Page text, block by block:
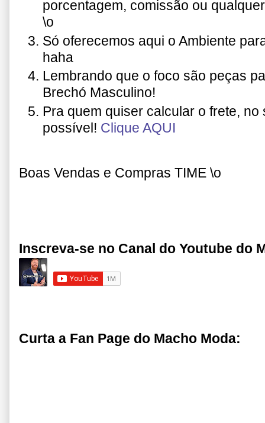
porcentagem, comissão ou
\o
Só oferecemos aqui o Ambiente
haha
Lembrando que o foco são peças
Brechó Masculino!
Pra quem quiser calcular o frete,
possível! Clique AQUI
Boas Vendas e Compras TIME \o
Inscreva-se no Canal do Youtube do
Curta a Fan Page do Macho Moda: